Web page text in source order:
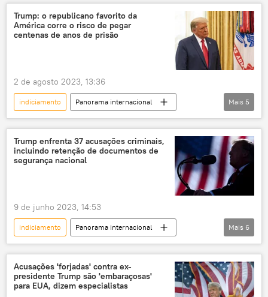
acusação
política
eleições
Joe Biden
Trump: o republicano favorito da
América corre o risco de pegar
centenas de anos de prisão
2 de agosto 2023, 13:36
indiciamento
Panorama internacional
Américas
EUA
Donald Trump
Departamento de Justiça dos EUA
Mais 5
Trump enfrenta 37 acusações criminais,
incluindo retenção de documentos de
segurança nacional
9 de junho 2023, 14:53
indiciamento
Panorama internacional
Américas
EUA
Donald Trump
acusações
crime
documentos secretos
Mais 6
Acusações 'forjadas' contra ex-
presidente Trump são 'embaraçosas'
para EUA, dizem especialistas